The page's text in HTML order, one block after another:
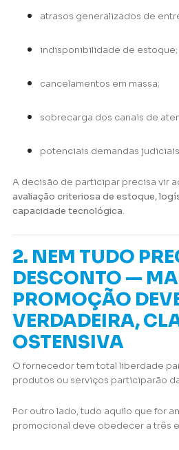
atrasos generalizados de
indisponibilidade de estoque;
cancelamentos em massa;
sobrecarga dos canais de
potenciais demandas
A decisão de participar precisa vir
avaliação criteriosa de estoque,
capacidade tecnológica.
2. NEM TUDO
DESCONTO —
PROMOÇÃO
VERDADEIRA,
OSTENSIVA
O fornecedor tem total liberdade
produtos ou serviços participarão da
Por outro lado, tudo aquilo que for
promocional deve obedecer a três